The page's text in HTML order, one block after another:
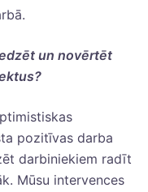
un novērtēt
pozitīvas darba
darbiniekiem radīt
Mūsu intervences